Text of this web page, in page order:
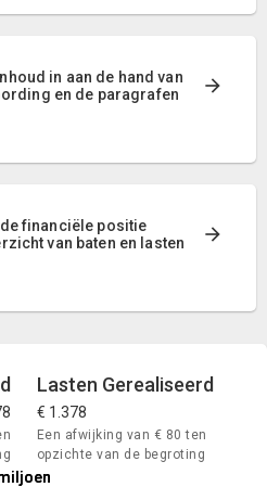
in aan de hand van
en de paragrafen
financiële positie
van baten en lasten
Lasten Gerealiseerd
€ 1.378
Een afwijking van € 80 ten
opzichte van de begroting